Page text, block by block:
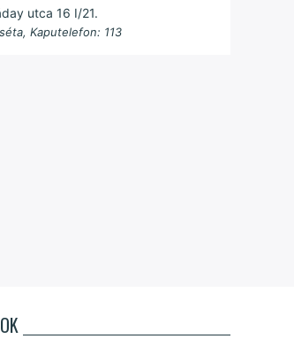
utca 16 I/21.
Kaputelefon: 113